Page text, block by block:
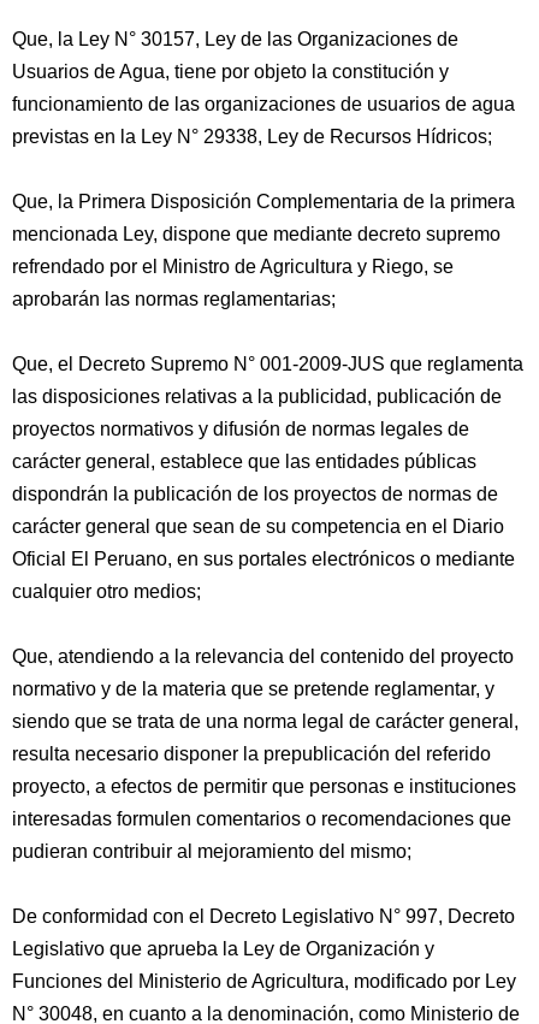
Que, la Ley N° 30157, Ley de las Organizaciones de
Usuarios de Agua, tiene por objeto la constitución y
funcionamiento de las organizaciones de usuarios de agua
previstas en la Ley N° 29338, Ley de Recursos Hídricos;
Que, la Primera Disposición Complementaria de la primera
mencionada Ley, dispone que mediante decreto supremo
refrendado por el Ministro de Agricultura y Riego, se
aprobarán las normas reglamentarias;
Que, el Decreto Supremo N° 001-2009-JUS que reglamenta
las disposiciones relativas a la publicidad, publicación de
proyectos normativos y difusión de normas legales de
carácter general, establece que las entidades públicas
dispondrán la publicación de los proyectos de normas de
carácter general que sean de su competencia en el Diario
Oficial El Peruano, en sus portales electrónicos o mediante
cualquier otro medios;
Que, atendiendo a la relevancia del contenido del proyecto
normativo y de la materia que se pretende reglamentar, y
siendo que se trata de una norma legal de carácter general,
resulta necesario disponer la prepublicación del referido
proyecto, a efectos de permitir que personas e instituciones
interesadas formulen comentarios o recomendaciones que
pudieran contribuir al mejoramiento del mismo;
De conformidad con el Decreto Legislativo N° 997, Decreto
Legislativo que aprueba la Ley de Organización y
Funciones del Ministerio de Agricultura, modificado por Ley
N° 30048, en cuanto a la denominación, como Ministerio de